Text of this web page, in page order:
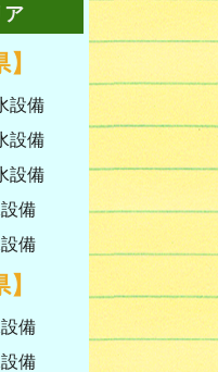
ア
設備
設備
設備
備
備
備
備